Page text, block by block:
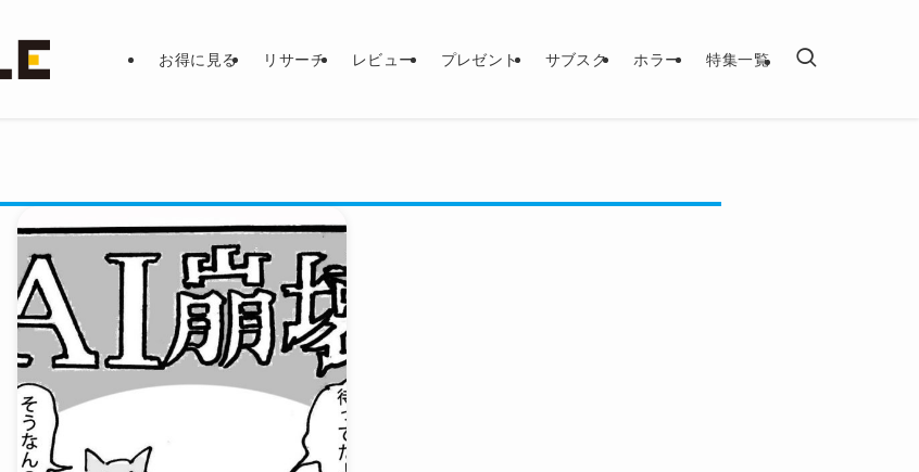
お得に見る リサーチ レビュー プレゼント サブスク ホラー 特集一覧